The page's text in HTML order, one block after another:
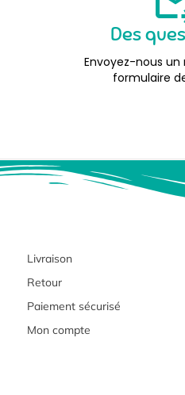
Des
Envoyez-nous un
formulaire
Livraison
Retour
Paiement sécurisé
Mon compte